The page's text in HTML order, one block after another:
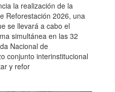
la realización de la
Reforestación 2026, una
se llevará a cabo el
simultánea en las 32
Nacional de
conjunto interinstitucional
y refor